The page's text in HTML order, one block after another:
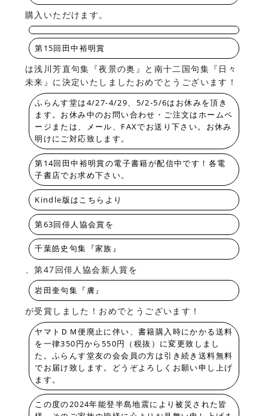
購入いただけます。
第15回田中裕明賞
は浅川芳直句集『夜景の奥』と南十二国句集『日々
未来』に決定いたしましたおめでとうございます！
ふらんす堂は4/27-4/29、5/2-5/6はお休みを頂き
ます。お休み中のお問い合わせ・ご注文はホームペ
ージまたは、メール、FAXでお送り下さい。お休み
明けにご対応致します。
第14回田中裕明賞の電子書籍が配信中です！各電
子書店でお求め下さい。
Kindle版はこちらより
第63回俳人協会賞を
千葉皓史句集『家族』
、第47回俳人協会新人賞を
岩田奎句集『膚』
が受賞しました！おめでとうございます！
ヤマトＤＭ便廃止に伴い、書籍購入時にかかる送料
を一律350円から550円（税抜）に変更致しまし
た。ふらんす堂友の会会員の方は引き続き送料無料
でお届け致します。どうぞよろしくお願い申し上げ
ます。
この度の2024年能登半島地震により被災された皆